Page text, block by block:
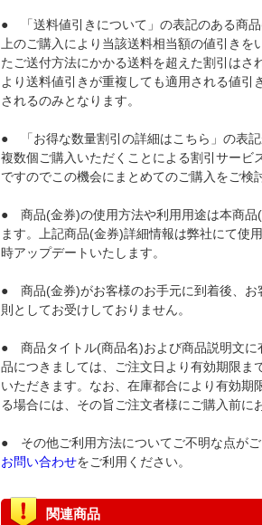
● 「送料値引きについて」の表記のある商
上のご購入により当該送料相当額の値引き
たご送付方法にかかる送料を超えた割引はさ
より送料値引きが重複しても適用される値引
されるのみとなります。
● 「お得な数量割引の詳細はこちら」の表
複数個ご購入いただくことによる割引サービ
ですのでこの機会にまとめてのご購入をご検
● 商品(金券)の使用方法や利用用途は本商品
ます。上記商品(金券)詳細情報は弊社にて使
時アップデートいたします。
● 商品(金券)がお客様のお手元に到着後、お
則としてお受けしておりません。
● 商品タイトル(商品名)および商品説明文に
品につきましては、ご注文日より有効期限ま
いただきます。なお、在庫都合により有効期
る場合には、その旨ご注文者様にご購入前に
● その他ご利用方法についてご不明な点がご
お問い合わせをご利用ください。
関連商品